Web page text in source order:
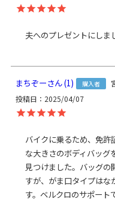
テフロン(R)はデ
生地自体に撥
取ってください
にご注意くださ
サイズ詳細
＜本体＞
外寸：高さ
内寸：高さ
ファスナーポケ
＜ベルト＞ 幅
む）
＜重さ＞ 300g
※商品サイズの
夫へのプレゼントにしま
まちぞー 1 購入者
投稿日
2025/04/07
バイクに乗るため、免
な大きさのボディバッグ
見つけました。バッグ
すが、がま口タイプはな
す。ベルクロのサポート